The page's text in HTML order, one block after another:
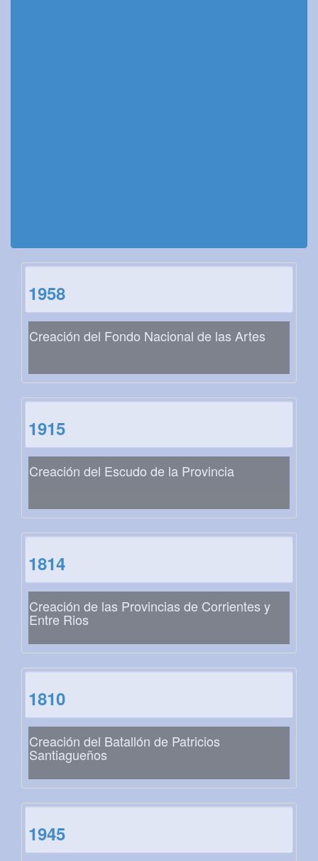
1958
Creación del Fondo Nacional de las Artes
1915
Creación del Escudo de la Provincia
1814
Creación de las Provincias de Corrientes y
Entre Rios
1810
Creación del Batallón de Patricios
Santiagueños
1945